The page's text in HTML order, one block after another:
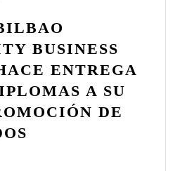
BUSINESS
ENTREGA
A SU
DE